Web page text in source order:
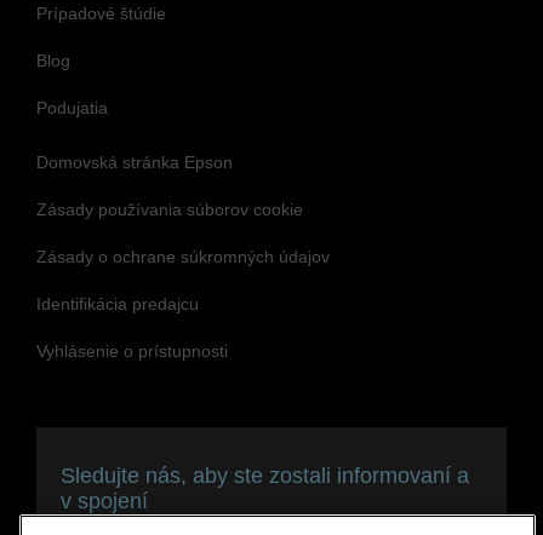
Prípadové štúdie
Blog
Podujatia
Domovská stránka Epson
Zásady používania súborov cookie
Zásady o ochrane súkromných údajov
Identifikácia predajcu
Vyhlásenie o prístupnosti
Sledujte nás, aby ste zostali informovaní a
v spojení